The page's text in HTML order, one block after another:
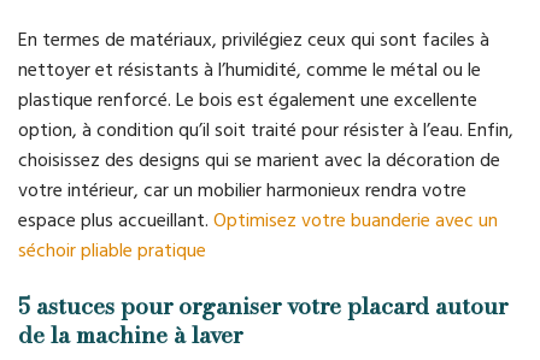
En termes de matériaux, privilégiez ceux qui sont faciles à
nettoyer et résistants à l’humidité, comme le métal ou le
plastique renforcé. Le bois est également une excellente
option, à condition qu’il soit traité pour résister à l’eau. Enfin,
choisissez des designs qui se marient avec la décoration de
votre intérieur, car un mobilier harmonieux rendra votre
espace plus accueillant. Optimisez votre buanderie avec un
séchoir pliable pratique
5 astuces pour organiser votre placard autour
de la machine à laver